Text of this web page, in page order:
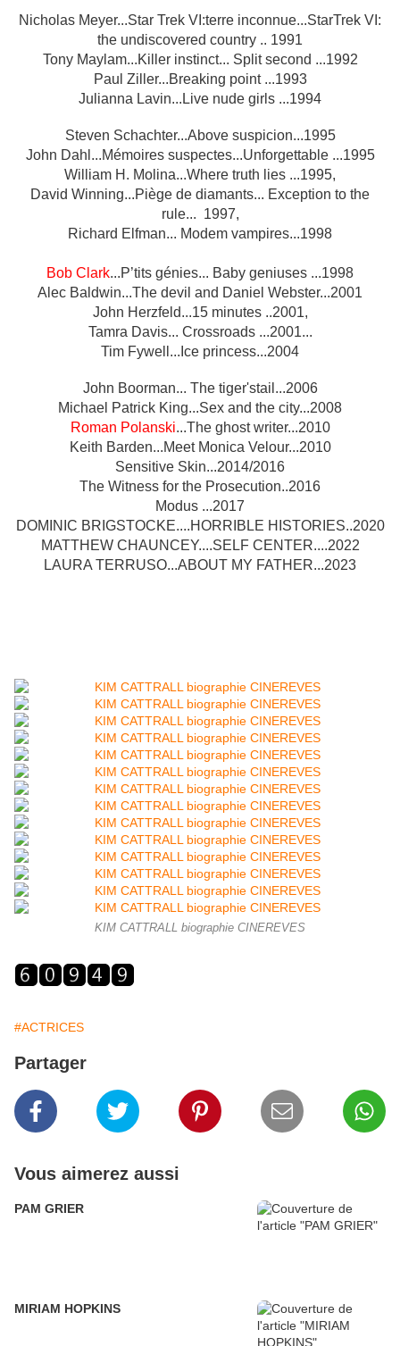
Nicholas Meyer...Star Trek VI:terre inconnue...StarTrek VI:
the undiscovered country .. 1991
Tony Maylam...Killer instinct... Split second ...1992
Paul Ziller...Breaking point ...1993
Julianna Lavin...Live nude girls ...1994
Steven Schachter...Above suspicion...1995
John Dahl...Mémoires suspectes...Unforgettable ...1995
William H. Molina...Where truth lies ...1995,
David Winning...Piège de diamants... Exception to the
rule... 1997,
Richard Elfman... Modem vampires...1998
Bob Clark...P’tits génies... Baby geniuses ...1998
Alec Baldwin...The devil and Daniel Webster...2001
John Herzfeld...15 minutes ..2001,
Tamra Davis... Crossroads ...2001...
Tim Fywell...Ice princess...2004
John Boorman... The tiger'stail...2006
Michael Patrick King...Sex and the city...2008
Roman Polanski...The ghost writer...2010
Keith Barden...Meet Monica Velour...2010
Sensitive Skin...2014/2016
The Witness for the Prosecution..2016
Modus ...2017
DOMINIC BRIGSTOCKE....HORRIBLE HISTORIES..2020
MATTHEW CHAUNCEY....SELF CENTER....2022
LAURA TERRUSO...ABOUT MY FATHER...2023
KIM CATTRALL biographie CINEREVES
#ACTRICES
Partager
Vous aimerez aussi
PAM GRIER
MIRIAM HOPKINS